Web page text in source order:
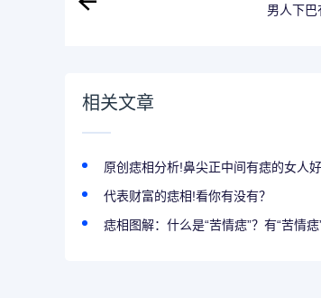
男人下巴
相关文章
原创痣相分析!鼻尖正中间有痣的女人好
代表财富的痣相!看你有没有？
痣相图解：什么是“苦情痣”？有“苦情痣